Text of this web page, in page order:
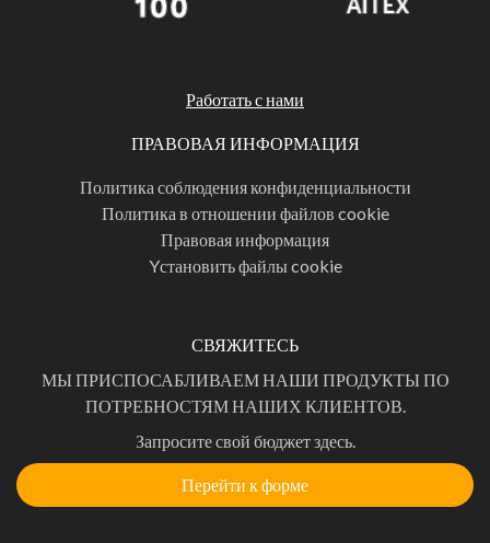
Работать с нами
ПРАВОВАЯ ИНФОРМАЦИЯ
Политика соблюдения конфиденциальности
Политика в отношении файлов cookie
Правовая информация
Yстановить файлы cookie
СВЯЖИТЕСЬ
МЫ ПРИСПОСАБЛИВАЕМ НАШИ ПРОДУКТЫ ПО
ПОТРЕБНОСТЯМ НАШИХ КЛИЕНТОВ.
Запросите свой бюджет здесь.
Перейти к форме